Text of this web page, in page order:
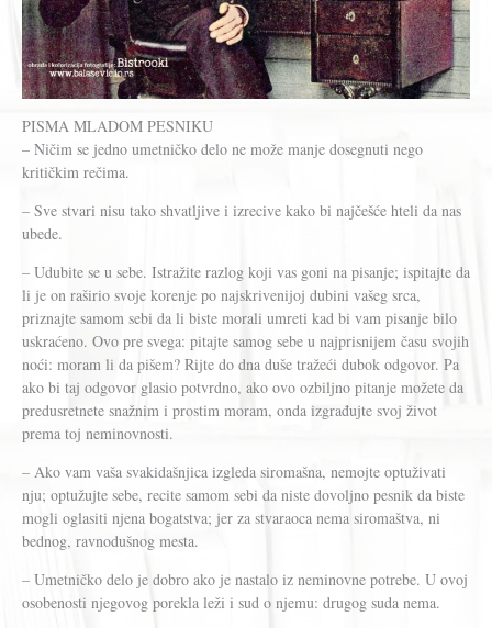
PISMA MLADOM PESNIKU
– Ničim se jedno umetničko delo ne može manje dosegnuti nego
kritičkim rečima.
– Sve stvari nisu tako shvatljive i izrecive kako bi najčešće hteli da nas
ubede.
– Udubite se u sebe. Istražite razlog koji vas goni na pisanje; ispitajte da
li je on raširio svoje korenje po najskrivenijoj dubini vašeg srca,
priznajte samom sebi da li biste morali umreti kad bi vam pisanje bilo
uskraćeno. Ovo pre svega: pitajte samog sebe u najprisnijem času svojih
noći: moram li da pišem? Rijte do dna duše tražeći dubok odgovor. Pa
ako bi taj odgovor glasio potvrdno, ako ovo ozbiljno pitanje možete da
predusretnete snažnim i prostim moram, onda izgrađujte svoj život
prema toj neminovnosti.
– Ako vam vaša svakidašnjica izgleda siromašna, nemojte optuživati
nju; optužujte sebe, recite samom sebi da niste dovoljno pesnik da biste
mogli oglasiti njena bogatstva; jer za stvaraoca nema siromaštva, ni
bednog, ravnodušnog mesta.
– Umetničko delo je dobro ako je nastalo iz neminovne potrebe. U ovoj
osobenosti njegovog porekla leži i sud o njemu: drugog suda nema.